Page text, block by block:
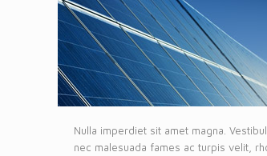
Nulla imperdiet sit amet magna.
nec malesuada fames ac turpis velit,